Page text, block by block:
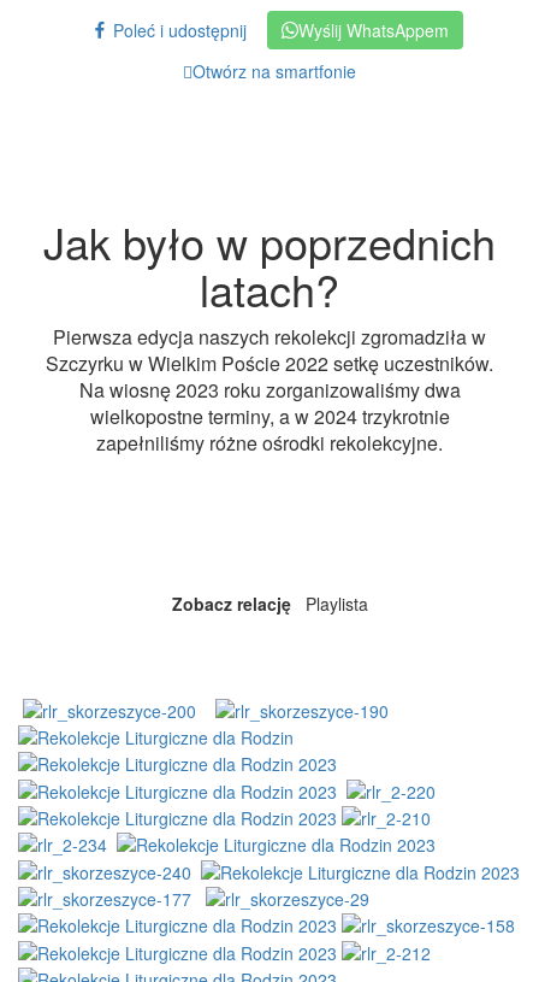
Poleć i udostępnij
Wyślij WhatsAppem
Otwórz na smartfonie
Jak było w poprzednich
latach?
Pierwsza edycja naszych rekolekcji zgromadziła w
Szczyrku w Wielkim Poście 2022 setkę uczestników.
Na wiosnę 2023 roku zorganizowaliśmy dwa
wielkopostne terminy, a w 2024 trzykrotnie
zapełniliśmy różne ośrodki rekolekcyjne.
Zobacz relacjęPlaylista